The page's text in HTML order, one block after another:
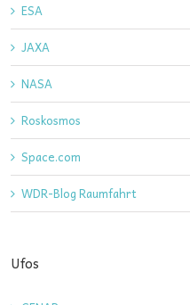
ESA
JAXA
NASA
Roskosmos
Space.com
WDR-Blog Raumfahrt
Ufos